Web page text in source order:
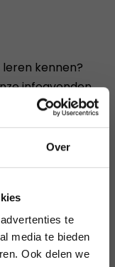
Over
te
media te bieden
Ook delen we
kennen?
infoavonden